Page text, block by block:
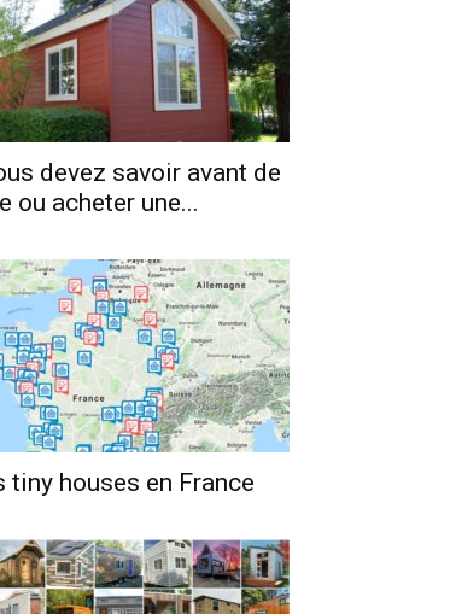
devez savoir avant de
ou acheter une...
tiny houses en France